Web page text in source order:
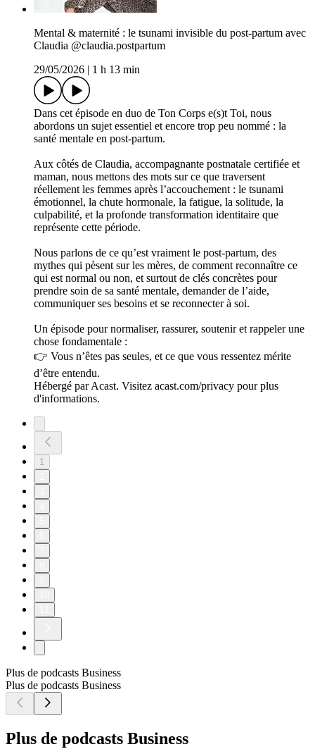
Mental & maternité : le tsunami invisible du post-partum avec
Claudia @claudia.postpartum
29/05/2026
1 h 13 min
Dans cet épisode en duo de Ton Corps e(s)t Toi, nous
abordons un sujet essentiel et encore trop peu nommé : la
santé mentale en post-partum.
Aux côtés de Claudia, accompagnante postnatale certifiée et
maman, nous mettons des mots sur ce que traversent
réellement les femmes après l’accouchement : le tsunami
émotionnel, la chute hormonale, la fatigue, la solitude, la
culpabilité, et la profonde transformation identitaire que
représente cette période.
Nous parlons de ce qu’est vraiment le post-partum, des
mythes qui pèsent sur les mères, de comment reconnaître ce
qui est normal ou non, et surtout de clés concrètes pour
prendre soin de sa santé mentale, demander de l’aide,
communiquer ses besoins et se reconnecter à soi.
Un épisode pour normaliser, rassurer, soutenir et rappeler une
chose fondamentale :
👉 Vous n’êtes pas seules, et ce que vous ressentez mérite
d’être entendu.
Hébergé par Acast. Visitez acast.com/privacy pour plus
d'informations.
1
Plus de podcasts Business
Plus de podcasts Business
Plus de podcasts Business